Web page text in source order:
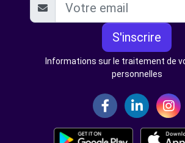
S'inscrire
Informations sur le traitement de
personnelles